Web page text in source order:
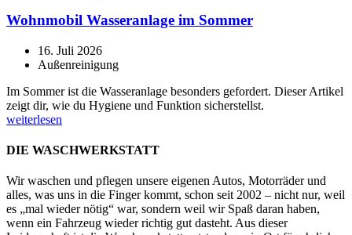
Wohnmobil Wasseranlage im Sommer
16. Juli 2026
Außenreinigung
Im Sommer ist die Wasseranlage besonders gefordert. Dieser Artikel
zeigt dir, wie du Hygiene und Funktion sicherstellst.
weiterlesen
DIE WASCHWERKSTATT
Wir waschen und pflegen unsere eigenen Autos, Motorräder und
alles, was uns in die Finger kommt, schon seit 2002 – nicht nur, weil
es „mal wieder nötig“ war, sondern weil wir Spaß daran haben,
wenn ein Fahrzeug wieder richtig gut dasteht. Aus dieser